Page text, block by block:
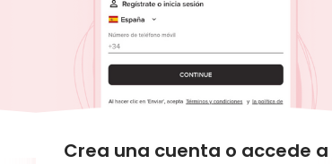
Crea una cuenta o accede a